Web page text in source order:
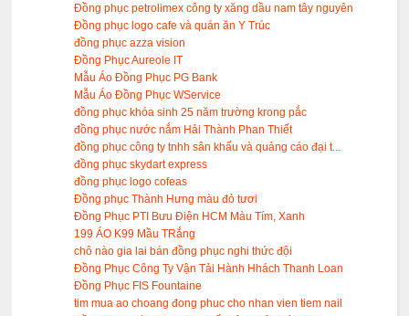
Đồng phục petrolimex công ty xăng dầu nam tây nguyên
Đồng phục logo cafe và quán ăn Y Trúc
đồng phục azza vision
Đồng Phục Aureole IT
Mẫu Áo Đồng Phục PG Bank
Mẫu Áo Đồng Phục WService
đồng phục khóa sinh 25 năm trường krong pắc
đồng phục nước nắm Hải Thành Phan Thiết
đồng phục công ty tnhh sân khấu và quảng cáo đại t...
đồng phục skydart express
đồng phục logo cofeas
Đồng phục Thành Hưng màu đỏ tươi
Đồng Phục PTI Bưu Điện HCM Màu Tím, Xanh
199 ÁO K99 Mầu TRắng
chô nào gia lai bán đồng phục nghi thức đội
Đồng Phục Công Ty Vận Tải Hành Hhách Thanh Loan
Đồng Phục FIS Fountaine
tim mua ao choang đong phuc cho nhan vien tiem nail